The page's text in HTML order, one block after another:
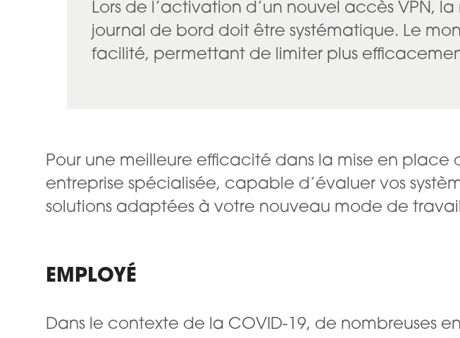
Lors de l’activation d’un nouvel accès VPN,
journal de bord doit être systématique. Le
facilité, permettant de limiter plus
Pour une meilleure efficacité dans la mise en
entreprise spécialisée, capable d’évaluer vos
solutions adaptées à votre nouveau mode de
EMPLOYÉ
Dans le contexte de la COVID-19, de nombreuses